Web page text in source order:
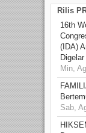
Rilis
16th
(IDA)
Digelar
Min,
Sab,